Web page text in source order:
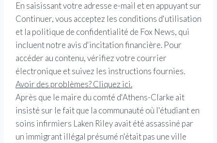
En saisissant votre adresse e-mail et en appuyant sur
Continuer, vous acceptez les conditions d'utilisation
et la politique de confidentialité de Fox News, qui
incluent notre avis d'incitation financière. Pour
accéder au contenu, vérifiez votre courrier
électronique et suivez les instructions fournies.
Avoir des problèmes? Cliquez ici.
Après que le maire du comté d'Athens-Clarke ait
insisté sur le fait que la communauté où l'étudiant en
soins infirmiers Laken Riley avait été assassiné par
un immigrant illégal présumé n'était pas une ville